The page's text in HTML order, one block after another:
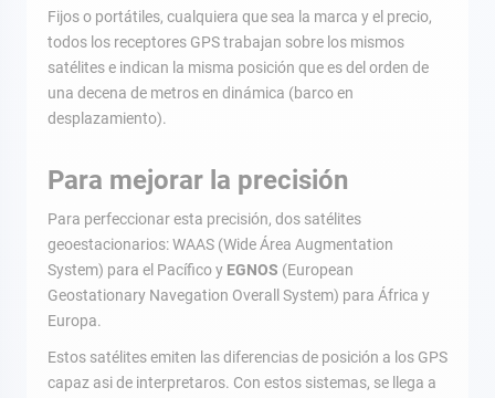
Fijos o portátiles, cualquiera que sea la marca y el precio,
todos los receptores GPS trabajan sobre los mismos
satélites e indican la misma posición que es del orden de
una decena de metros en dinámica (barco en
desplazamiento).
Para mejorar la precisión
Para perfeccionar esta precisión, dos satélites
geoestacionarios: WAAS (Wide Área Augmentation
System) para el Pacífico y EGNOS (European
Geostationary Navegation Overall System) para África y
Europa.
Estos satélites emiten las diferencias de posición a los GPS
capaz asi de interpretaros. Con estos sistemas, se llega a